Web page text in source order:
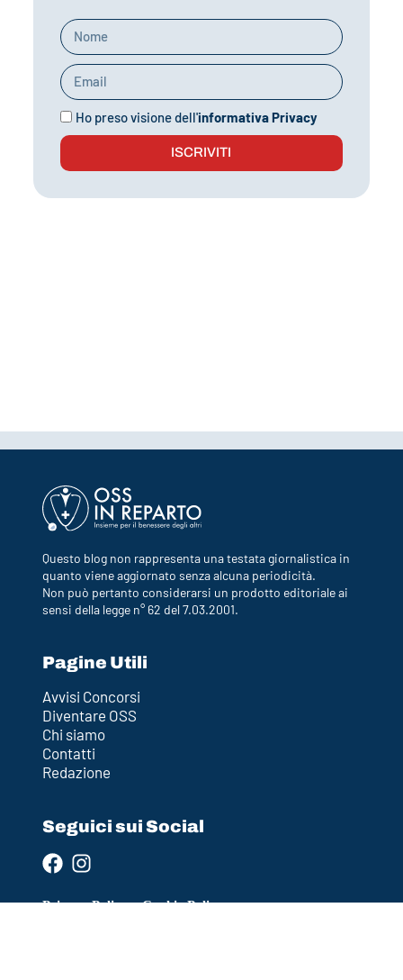
Ho preso visione dell'informativa Privacy
ISCRIVITI
Questo blog non rappresenta una testata giornalistica in
quanto viene aggiornato senza alcuna periodicità.
Non può pertanto considerarsi un prodotto editoriale ai
sensi della legge n° 62 del 7.03.2001.
Pagine Utili
Avvisi Concorsi
Diventare OSS
Chi siamo
Contatti
Redazione
Seguici sui Social
Privacy Policy–Cookie Policy